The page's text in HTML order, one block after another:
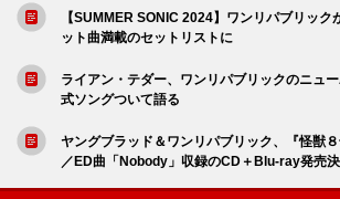
【SUMMER SONIC 2024】ワンリパブリック
ット曲満載のセットリストに
ライアン・テダー、ワンリパブリックのニュ
式ソングついて語る
ヤングブラッド＆ワンリパブリック、『怪獣
／ED曲「Nobody」収録のCD＋Blu-ray発売